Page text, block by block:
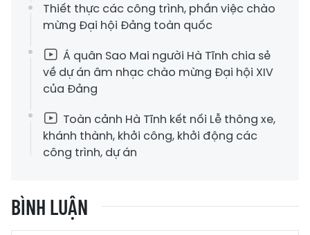
Thiết thực các công trình, phần việc chào
mừng Đại hội Đảng toàn quốc
Á quân Sao Mai người Hà Tĩnh chia sẻ
về dự án âm nhạc chào mừng Đại hội XIV
của Đảng
Toàn cảnh Hà Tĩnh kết nối Lễ thông xe,
khánh thành, khởi công, khởi động các
công trình, dự án
BÌNH LUẬN